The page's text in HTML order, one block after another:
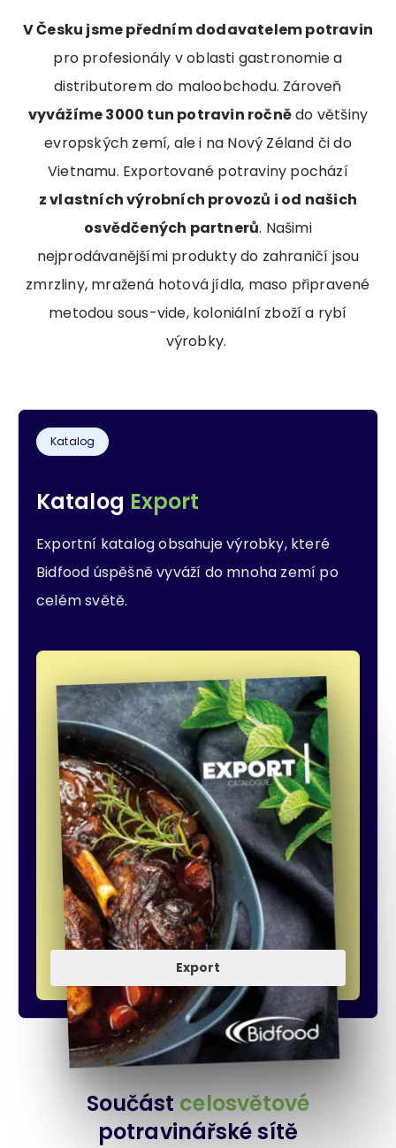
V Česku jsme předním dodavatelem potravin
pro profesionály v oblasti gastronomie a
distributorem do maloobchodu. Zároveň
vyvážíme 3000 tun potravin ročnědo většiny
evropských zemí, ale i na Nový Zéland či do
Vietnamu. Exportované potraviny pochází
z vlastních výrobních provozů i od našich
osvědčených partnerů. Našimi
nejprodávanějšími produkty do zahraničí jsou
zmrzliny, mražená hotová jídla, maso připravené
metodou sous-vide, koloniální zboží a rybí
výrobky.
Katalog
Katalog Export
Exportní katalog obsahuje výrobky, které
Bidfood úspěšně vyváží do mnoha zemí po
celém světě.
Export
Součást celosvětové
potravinářské sítě